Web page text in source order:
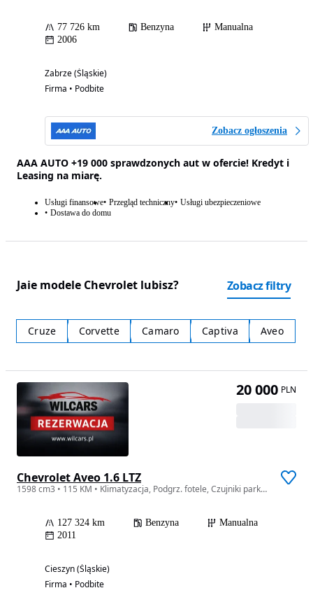
77 726 km Benzyna
Manualna
2006
Zabrze (Śląskie)
Firma • Podbite
Zobacz ogłoszenia
AAA AUTO +19 000 sprawdzonych aut w ofercie! Kredyt i
Leasing na miarę.
Usługi finansowe Przegląd techniczny Usługi ubezpieczeniowe
Dostawa do domu
Jaie modele Chevrolet lubisz? Zobacz filtry
Cruze Corvette Camaro Captiva Aveo
Chevrolet Aveo 1.6 LTZ
1598 cm3 • 115 KM • Klimatyzacja, Podgrz. fotele, Czujniki parkowania, Alu
127 324 km Benzyna
Manualna
2011
Cieszyn (Śląskie)
Firma • Podbite
20 000 PLN